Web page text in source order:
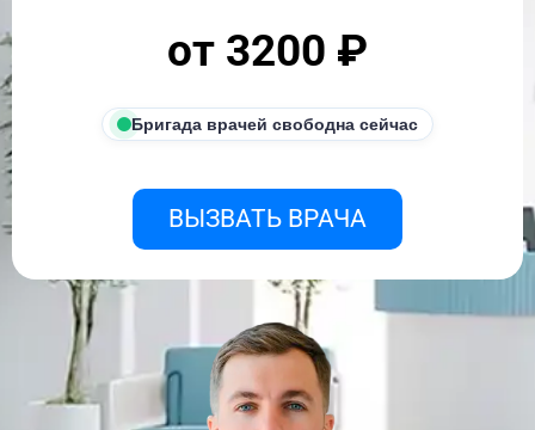
от 3200 ₽
Бригада врачей свободна сейчас
ВЫЗВАТЬ ВРАЧА